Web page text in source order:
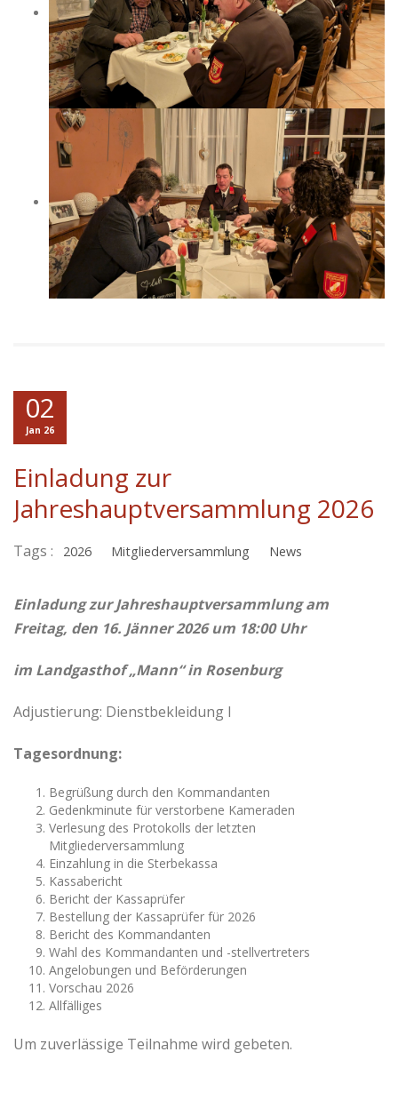
02
Jan 26
Einladung zur
Jahreshauptversammlung 2026
Tags : 2026 Mitgliederversammlung News
Einladung zur Jahreshauptversammlung am
Freitag, den 16. Jänner 2026 um 18:00 Uhr
im Landgasthof „Mann“in Rosenburg
Adjustierung: Dienstbekleidung I
Tagesordnung:
Begrüßung durch den Kommandanten
Gedenkminute für verstorbene Kameraden
Verlesung des Protokolls der letzten
Mitgliederversammlung
Einzahlung in die Sterbekassa
Kassabericht
Bericht der Kassaprüfer
Bestellung der Kassaprüfer für 2026
Bericht des Kommandanten
Wahl des Kommandanten und -stellvertreters
Angelobungen und Beförderungen
Vorschau 2026
Allfälliges
Um zuverlässige Teilnahme wird gebeten.